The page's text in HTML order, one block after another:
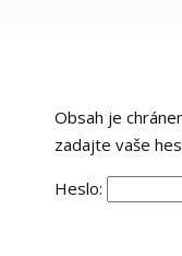
Obsah je
zadajte vaše
Heslo: